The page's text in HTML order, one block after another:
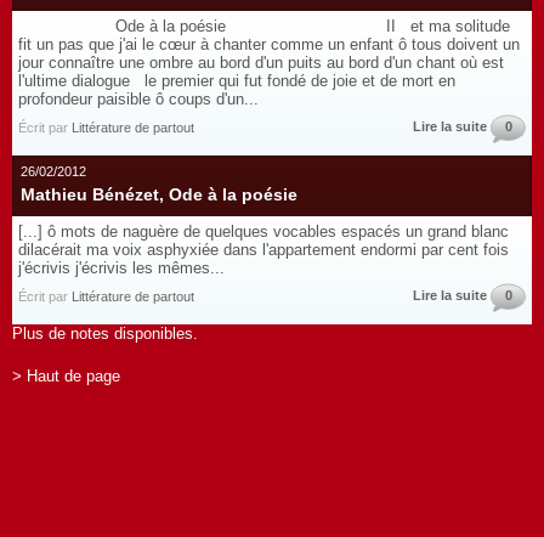
Ode à la poésie II et ma solitude
fit un pas que j'ai le cœur à chanter comme un enfant ô tous doivent un
jour connaître une ombre au bord d'un puits au bord d'un chant où est
l'ultime dialogue le premier qui fut fondé de joie et de mort en
profondeur paisible ô coups d'un...
Écrit par Littérature de partout Lire la suite 0
26/02/2012
Mathieu Bénézet, Ode à la poésie
[...] ô mots de naguère de quelques vocables espacés un grand blanc
dilacérait ma voix asphyxiée dans l'appartement endormi par cent fois
j'écrivis j'écrivis les mêmes...
Écrit par Littérature de partout Lire la suite 0
Plus de notes disponibles.
> Haut de page